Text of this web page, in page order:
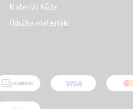
Materiál Kůže
Údržba materiálu